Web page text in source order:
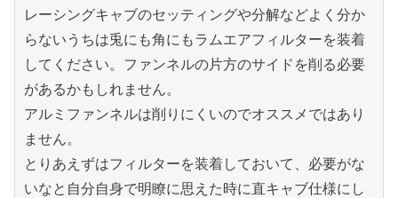
レーシングキャブのセッティングや分解などよく分か
らないうちは兎にも角にもラムエアフィルターを装着
してください。ファンネルの片方のサイドを削る必要
があるかもしれません。
アルミファンネルは削りにくいのでオススメではあり
ません。
とりあえずはフィルターを装着しておいて、必要がな
いなと自分自身で明瞭に思えた時に直キャブ仕様にし